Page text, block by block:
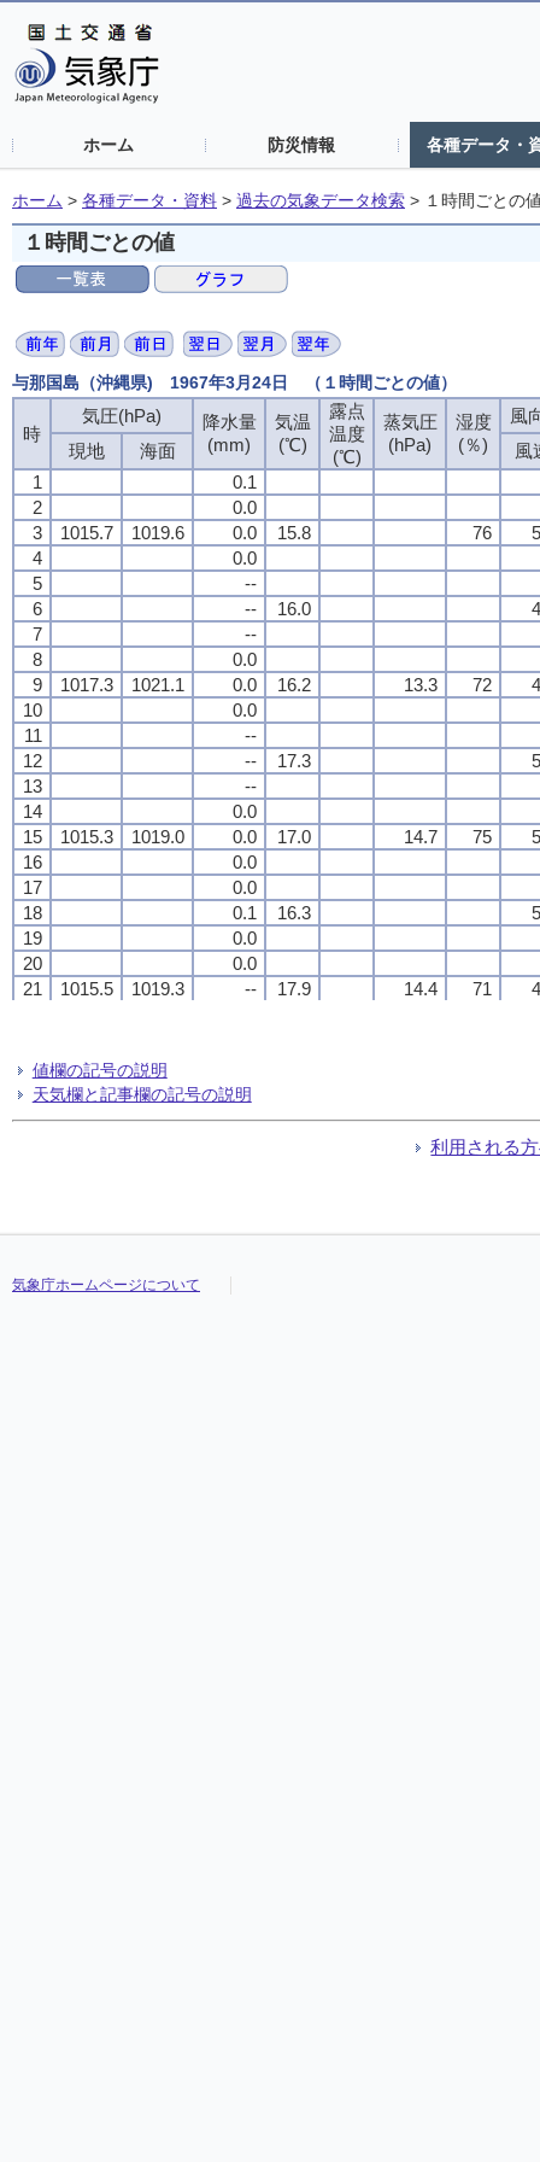
ホーム 防災情報 各種データ・
ホーム > 各種データ・資料 > 過去の気象データ検索 > １時間ごとの
１時間ごとの値
与那国島（沖縄県) 1967年3月24日 （１時間ごとの値）
時
気圧(hPa)
降水量
(mm)
気温
(℃)
露点
温度
(℃)
蒸気圧
(hPa)
湿度
(％)
風
現地
海面
風
1
0.1
2
0.0
3
1015.7 1019.6 0.0 15.8 76
4
0.0
5
--
6
-- 16.0
7
--
8
0.0
9
1017.3 1021.1 0.0 16.2 13.3 72
10
0.0
11
--
12
-- 17.3
13
--
14
0.0
15
1015.3 1019.0 0.0 17.0 14.7 75
16
0.0
17
0.0
18
0.1 16.3
19
0.0
20
0.0
21
1015.5 1019.3 -- 17.9 14.4 71
24
時
気圧(hPa)
降水量
(mm)
気温
(℃)
露点
温度
(℃)
蒸気圧
(hPa)
湿度
(％)
風
現地
海面
風
1
0.1
2
0.0
3
1015.7 1019.6 0.0 15.8 76
4
0.0
5
--
6
-- 16.0
7
--
8
0.0
9
1017.3 1021.1 0.0 16.2 13.3 72
10
0.0
11
--
12
-- 17.3
13
--
14
0.0
15
1015.3 1019.0 0.0 17.0 14.7 75
16
0.0
17
0.0
18
0.1 16.3
19
0.0
20
0.0
21
1015.5 1019.3 -- 17.9 14.4 71
24
時
気圧(hPa)
降水量
(mm)
気温
(℃)
露点
温度
(℃)
蒸気圧
(hPa)
湿度
(％)
風
現地
海面
風
1
0.1
2
0.0
3
1015.7 1019.6 0.0 15.8 76
4
0.0
5
--
6
-- 16.0
7
--
8
0.0
9
1017.3 1021.1 0.0 16.2 13.3 72
10
0.0
11
--
12
-- 17.3
13
--
14
0.0
15
1015.3 1019.0 0.0 17.0 14.7 75
16
0.0
17
0.0
18
0.1 16.3
19
0.0
20
0.0
21
1015.5 1019.3 -- 17.9 14.4 71
24
時
気圧(hPa)
降水量
(mm)
気温
(℃)
露点
温度
(℃)
蒸気圧
(hPa)
湿度
(％)
風
現地
海面
風
1
0.1
2
0.0
3
1015.7 1019.6 0.0 15.8 76
4
0.0
5
--
6
-- 16.0
7
--
8
0.0
9
1017.3 1021.1 0.0 16.2 13.3 72
10
0.0
11
--
12
-- 17.3
13
--
14
0.0
15
1015.3 1019.0 0.0 17.0 14.7 75
16
0.0
17
0.0
18
0.1 16.3
19
0.0
20
0.0
21
1015.5 1019.3 -- 17.9 14.4 71
24
値欄の記号の説明
天気欄と記事欄の記号の説明
利用される
気象庁ホームページについて